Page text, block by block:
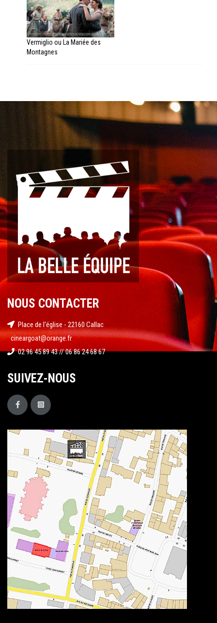
Vermiglio ou La Mariée des
Montagnes
NOUS CONTACTER
Place de l'église - 22160 Callac
cineargoat@orange.fr
02 96 45 89 43 // 06 86 24 68 67
SUIVEZ-NOUS